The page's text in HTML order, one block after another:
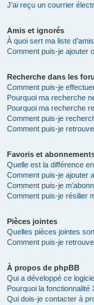
J’ai reçu un courrier
Amis et ignorés
À quoi sert ma liste
Comment puis-je ajouter
Recherche dans les
Comment puis-je
Pourquoi ma recherche
Pourquoi ma recherche
Comment puis-je
Comment puis-je
Favoris et
Quelle est la différence
Comment puis-je ajouter
Comment puis-je
Comment puis-je résilier
Pièces jointes
Quelles pièces jointes
Comment puis-je
À propos de phpBB
Qui a développé ce
Pourquoi la fonctionnalité
Qui dois-je contacter à